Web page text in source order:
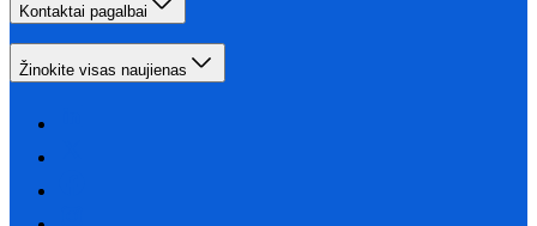
Kontaktai pagalbai
Žinokite visas naujienas